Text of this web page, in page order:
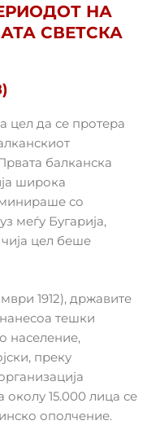
НА
СВЕТСКА
цел да се протера
балканска
широка
со
меѓу Бугарија,
чија цел беше
1912), државите
тешки
население,
преку
15.000 лица се
ополчение.